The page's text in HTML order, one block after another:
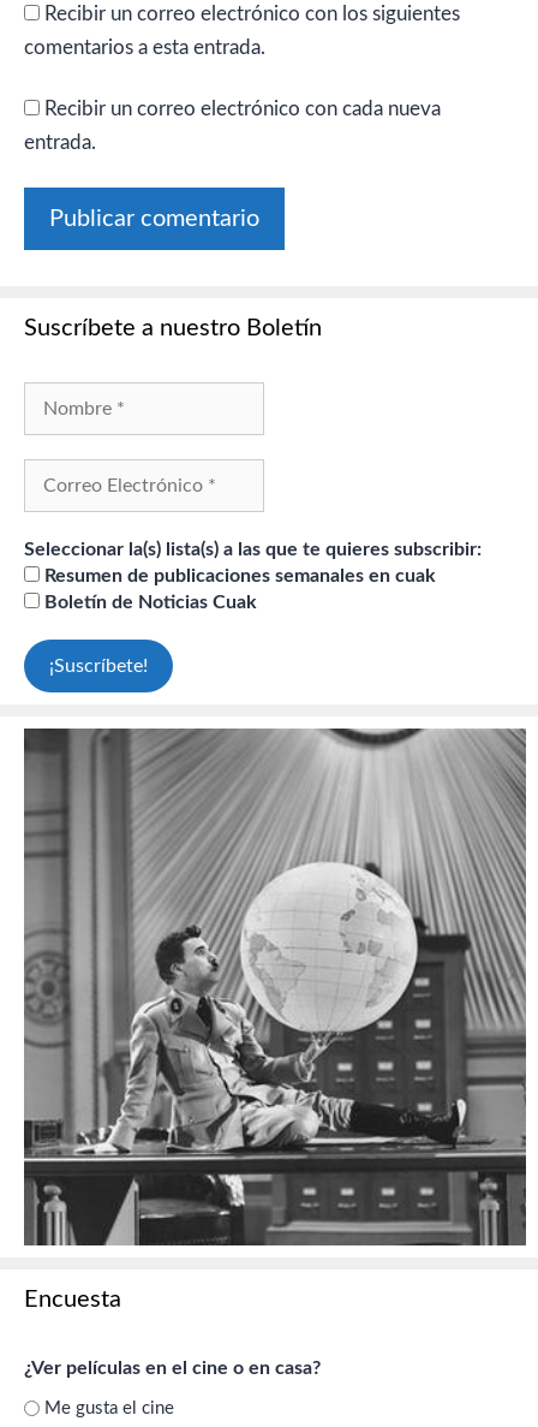
Recibir un correo electrónico con los siguientes
comentarios a esta entrada.
Recibir un correo electrónico con cada nueva
entrada.
Suscríbete a nuestro Boletín
Seleccionar la(s) lista(s) a las que te quieres subscribir:
Resumen de publicaciones semanales en cuak
Boletín de Noticias Cuak
Encuesta
¿Ver películas en el cine o en casa?
Me gusta el cine